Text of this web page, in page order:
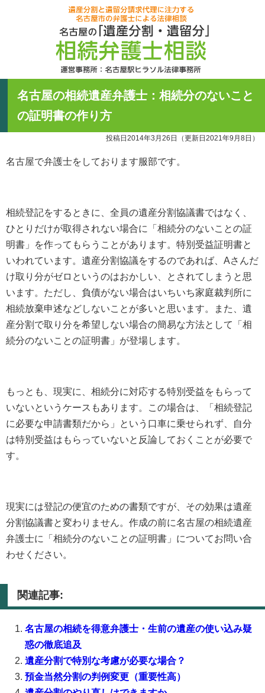
遺産分割と
運営事務所
名古屋の相続遺産弁護士：相続分のないこと
の証明書の作り方
投稿日2014年3月26日 （更新日2021年9月8日）
名古屋で弁護士をしております服部です。
相続登記をするときに、全員の遺産分割協議書ではなく、
ひとりだけが取得されない場合に「相続分のないことの証
明書」を作ってもらうことがあります。特別受益証明書と
いわれています。遺産分割協議をするのであれば、Aさんだ
け取り分がゼロというのはおかしい、とされてしまうと思
います。ただし、負債がない場合はいちいち家庭裁判所に
相続放棄申述などしないことが多いと思います。また、遺
産分割で取り分を希望しない場合の簡易な方法として「相
続分のないことの証明書」が登場します。
もっとも、現実に、相続分に対応する特別受益をもらって
いないというケースもあります。この場合は、「相続登記
に必要な申請書類だから」という口車に乗せられず、自分
は特別受益はもらっていないと反論しておくことが必要で
す。
現実には登記の便宜のための書類ですが、その効果は遺産
分割協議書と変わりません。作成の前に名古屋の相続遺産
弁護士に「相続分のないことの証明書」についてお問い合
わせください。
関連記事:
名古屋の相続を得意弁護士・生前の遺産の使い込み疑
惑の徹底追及
遺産分割で特別な考慮が必要な場合？
預金当然分割の判例変更（重要性高）